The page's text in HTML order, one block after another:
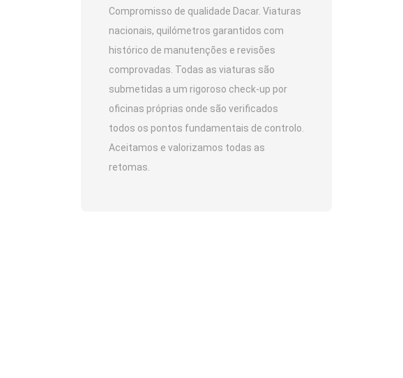
Compromisso de qualidade Dacar. Viaturas
nacionais, quilómetros garantidos com
histórico de manutenções e revisões
comprovadas. Todas as viaturas são
submetidas a um rigoroso check-up por
oficinas próprias onde são verificados
todos os pontos fundamentais de controlo.
Aceitamos e valorizamos todas as
retomas.